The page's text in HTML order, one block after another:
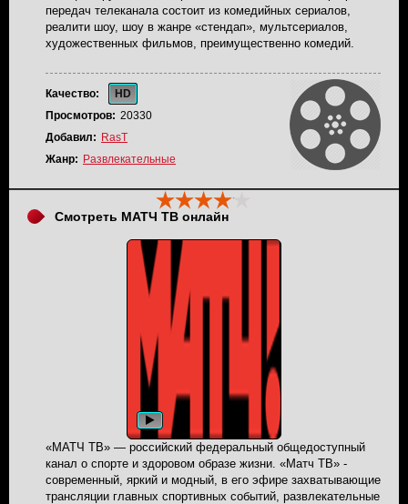
передач телеканала состоит из комедийных сериалов,
реалити шоу, шоу в жанре «стендап», мультсериалов,
художественных фильмов, преимущественно комедий.
Качество:
HD
Просмотров: 20330
Добавил: RasT
Жанр: Развлекательные
Смотреть МАТЧ ТВ онлайн
«МАТЧ ТВ» — российский федеральный общедоступный
канал о спорте и здоровом образе жизни. «Матч ТВ» -
современный, яркий и модный, в его эфире захватывающие
трансляции главных спортивных событий, развлекательные